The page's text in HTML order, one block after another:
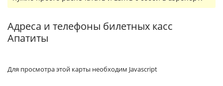
Адреса и телефоны билетных касс
Апатиты
Для просмотра этой карты необходим Javascript